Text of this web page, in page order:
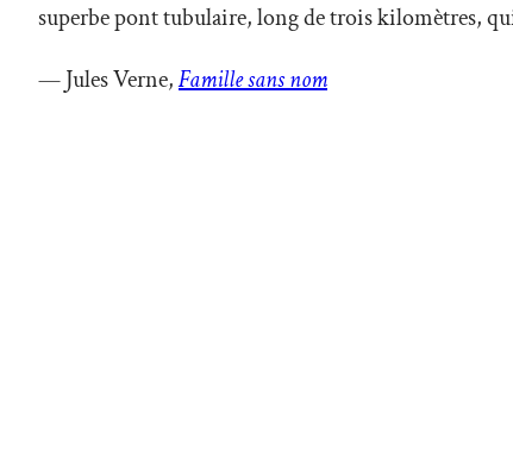
superbe pont tubulaire, long de trois kilomètres,
— Jules Verne,Famille sans nom